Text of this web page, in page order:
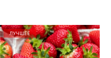
ЛУЧШЕЕ